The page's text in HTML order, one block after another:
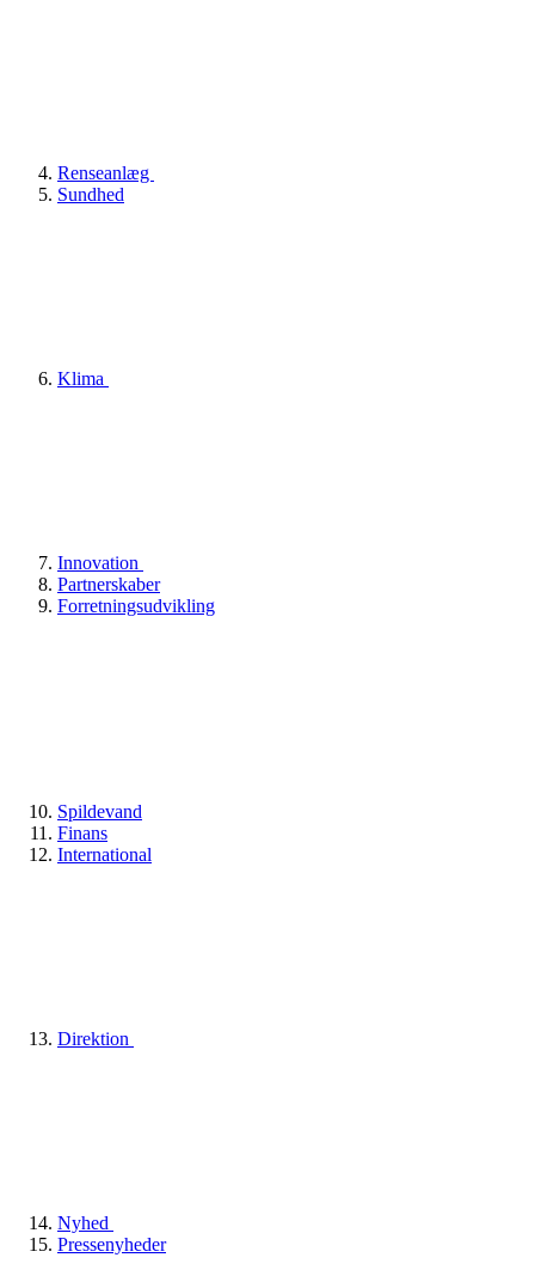
Renseanlæg
Sundhed
Klima
Innovation
Partnerskaber
Forretningsudvikling
Spildevand
Finans
International
Direktion
Nyhed
Pressenyheder